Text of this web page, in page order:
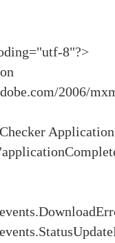
8"?>
2006/